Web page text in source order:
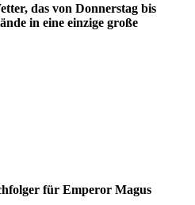
das von Donnerstag bis
in eine einzige große
für Emperor Magus